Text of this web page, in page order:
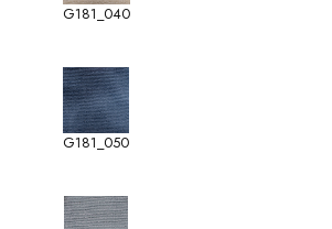
G181_040
G181_050